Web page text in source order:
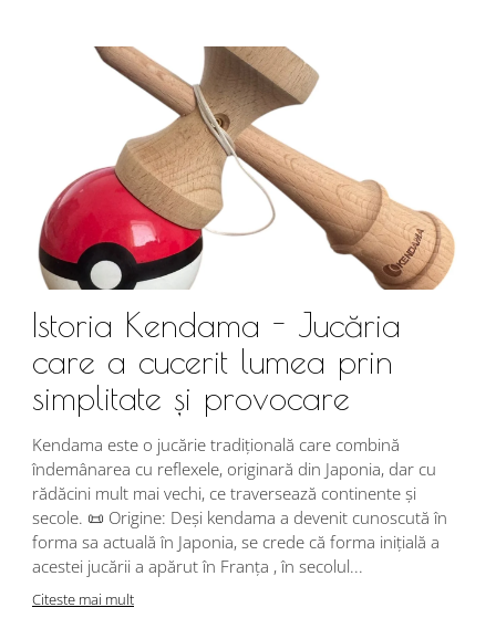
Istoria Kendama - Jucăria
care a cucerit lumea prin
simplitate și provocare
Kendama este o jucărie tradițională care combină
îndemânarea cu reflexele, originară din Japonia, dar cu
rădăcini mult mai vechi, ce traversează continente și
secole. 📜 Origine: Deși kendama a devenit cunoscută în
forma sa actuală în Japonia, se crede că forma inițială a
acestei jucării a apărut în Franța , în secolul...
Citeste mai mult